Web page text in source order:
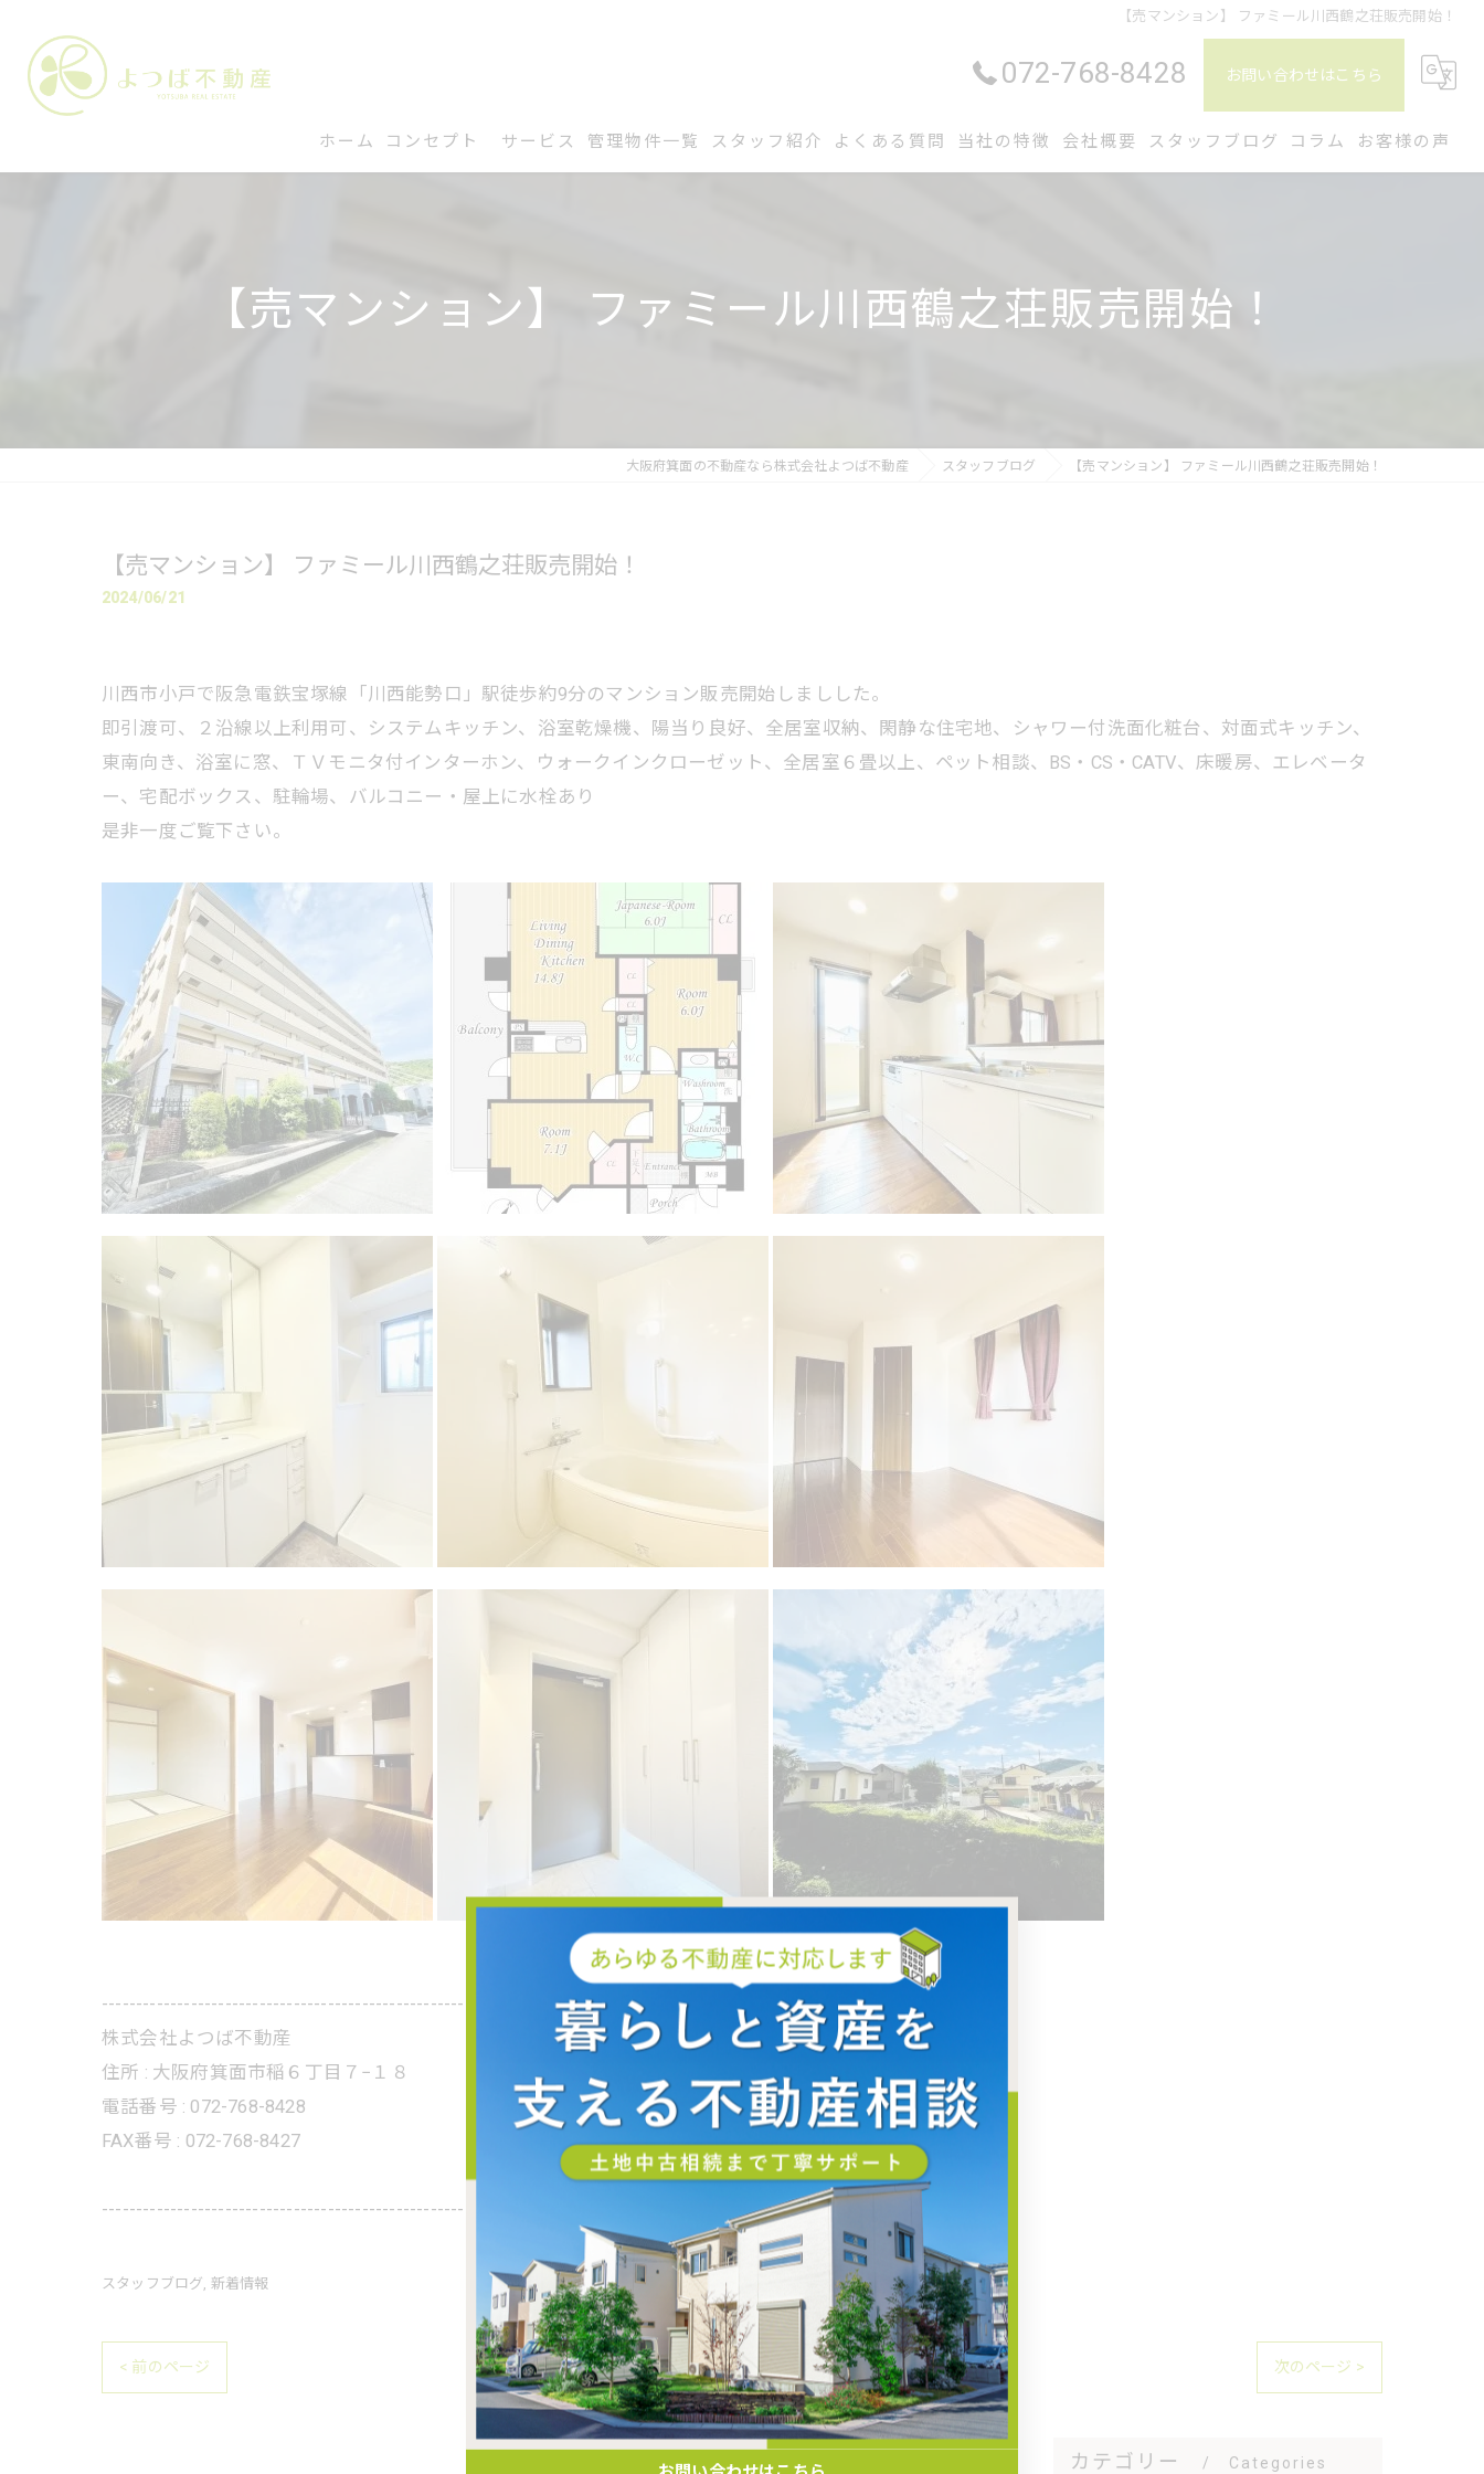
【売マンション】 ファミール川西鶴之荘販売開始！
072-768-8428 お問い合わせはこちら
ホーム コンセプト サービス 管理物件一覧 スタッフ紹介 よくある質問 当社の特徴
仲介
会社概要 スタッフブログ コラム お客様の声
【売マンション】 ファミール川西鶴之荘販売開始！
大阪府箕面の不動産なら株式会社よつば不動産 スタッフブログ 【売マンション】 ファミール川西鶴之荘販売開始！
【売マンション】 ファミール川西鶴之荘販売開始！
2024/06/21
川西市小戸で阪急電鉄宝塚線「川西能勢口」駅徒歩約9分のマンション販売開始しましした。
即引渡可、２沿線以上利用可、システムキッチン、浴室乾燥機、陽当り良好、全居室収納、閑静な住宅地、シャワー付洗面化粧台、対面式キッチン、
東南向き、浴室に窓、ＴＶモニタ付インターホン、ウォークインクローゼット、全居室６畳以上、ペット相談、BS・CS・CATV、床暖房、エレベータ
ー、宅配ボックス、駐輪場、バルコニー・屋上に水栓あり
是非一度ご覧下さい。
----------------------------------------------------------------------
株式会社よつば不動産
住所 : 大阪府箕面市稲６丁目７−１８
電話番号 : 072-768-8428
FAX番号 : 072-768-8427
----------------------------------------------------------------------
スタッフブログ 新着情報
< 前のページ 一覧に戻る 次のページ >
カテゴリー Categories